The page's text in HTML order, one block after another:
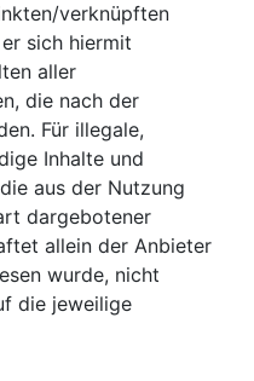
verknüpften
sich hiermit
aller
die nach der
Für illegale,
Inhalte und
aus der Nutzung
dargebotener
allein der Anbieter
wurde, nicht
die jeweilige